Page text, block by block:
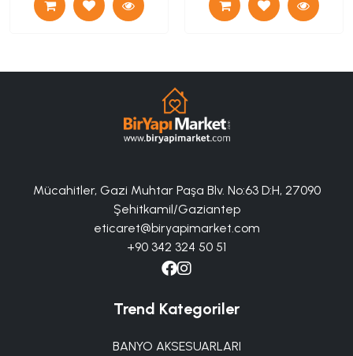
Mücahitler, Gazi Muhtar Paşa Blv. No:63 D:H, 27090
Şehitkamil/Gaziantep
eticaret@biryapimarket.com
+90 342 324 50 51
Trend Kategoriler
BANYO AKSESUARLARI